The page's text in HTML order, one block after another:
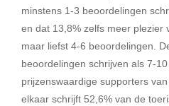
minstens 1-3 beoordelingen
en dat 13,8% zelfs meer plezier
maar liefst 4-6 beoordelingen.
beoordelingen schrijven als 7-
prijzenswaardige supporters
elkaar schrijft 52,6% van de